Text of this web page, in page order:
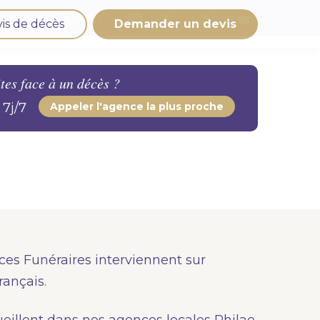
une pompe funèbre facebooklinkedinyoutube
face à un décès ?
7j/7 Appeler l'agence la plus proche
de décès Demander un devis
d'un monument ou d'un article en
marbrerie pour accompagner l'hommage du
défunt. Découvrez nos gammes spécialisées.
Funéraires interviennent sur